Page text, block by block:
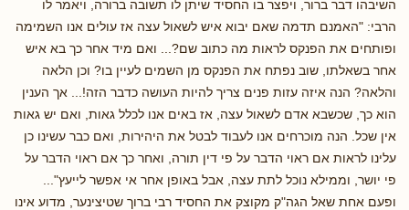
השיבהו דבר ברור, ויפצר בו החסיד שיתן לו תשובה ברורה, ויאמר לו
הרבי: "האמנם תדמה שאם יבוא איש לשאול עצה אז עולים אנו השמימה
ופותחים את הפנקס לראות מה כתוב שם?... ואם מיד אחר כך בא איש
אחר בשאלתו, שוב נפתח את הפנקס מן השמים לעיין בו? וכן הלאה
והלאה? הנה איזה עזות פנים צריך להיות העושה כדבר הזה!... אך הענין
הוא כך, שכשבא אדם לשאול עצה, אז באים אנו לכלל גאות, ואם יש גאות
אין שכל. הנה מוכרחים אנו לעבוד לבטל את היהירות, ואם כבר עשינו כן
עלינו לראות אם ראוי הדבר על פי דין תורה, ואחר כך אם ראוי הדבר על
פי יושר, וממילא נוכל לתת עצה, אבל באופן אחר אי אפשר לייעץ"...
ופעם אחת שאל הגה"ק מקוצק את החסיד רבי ברוך שטיצינער, מדוע אינו